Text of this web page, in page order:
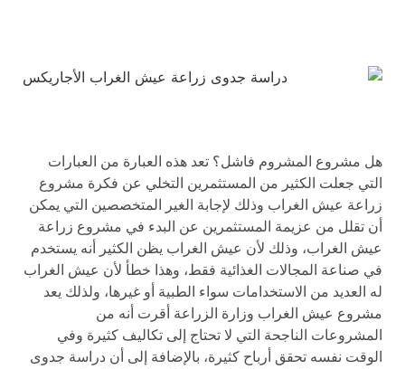
هل مشروع المشروم فاشل؟ تعد هذه العبارة من العبارات
التي جعلت الكثير من المستثمرين التخلي عن فكرة مشروع
زراعة عيش الغراب وذلك لإجابة الغير المتخصصين التي يمكن
أن تقلل من عزيمة المستثمرين عن البدء في مشروع زراعة
عيش الغراب، وذلك لأن عيش الغراب يظن الكثير أنه يستخدم
في صناعة المجالات الغذائية فقط، وهذا خطأ لأن عيش الغراب
له العديد من الاستخدامات سواء الطبية أو غيرها، ولذلك يعد
مشروع عيش الغراب وزارة الزراعة أقرت أنه من
المشروعات الناجحة التي لا تحتاج إلى تكاليف كثيرة وفي
الوقت نفسه تحقق أرباح كثيرة، بالإضافة إلى أن دراسة جدوى